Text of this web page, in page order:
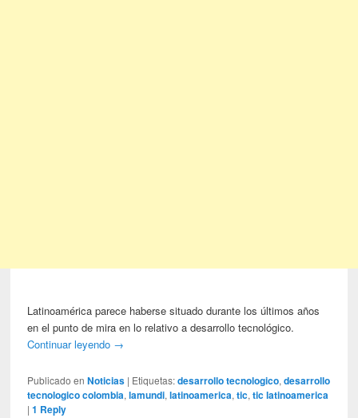
Latinoamérica parece haberse situado durante los últimos años
en el punto de mira en lo relativo a desarrollo tecnológico.
Continuar leyendo →
Publicado en Noticias | Etiquetas: desarrollo tecnologico,desarrollo
tecnologico colombia,lamundi,latinoamerica,tic,tic latinoamerica
|1 Reply